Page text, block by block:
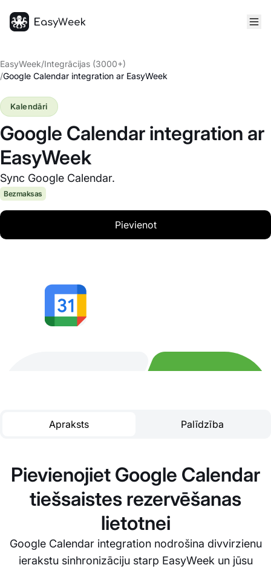
EasyWeek/Integrācijas (3000+)
/Google Calendar integration ar EasyWeek
Google Calendar integration ar
EasyWeek
Sync Google Calendar.
Kalendāri
Bezmaksas
Pievienot
Apraksts Palīdzība
Pievienojiet Google Calendar
tiešsaistes rezervēšanas
lietotnei
Google Calendar integration nodrošina divvirzienu
ierakstu sinhronizāciju starp EasyWeek un jūsu